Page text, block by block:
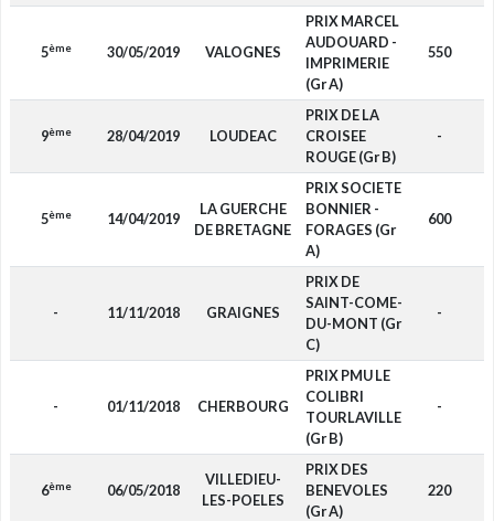
5ème 30/05/2019 VALOGNES
PRIX MARCEL
AUDOUARD -
IMPRIMERIE
(Gr A)
550
9ème 28/04/2019 LOUDEAC
PRIX DE LA
CROISEE
ROUGE (Gr B)
-
5ème 14/04/2019
LA GUERCHE
DE BRETAGNE
PRIX SOCIETE
BONNIER -
FORAGES (Gr
A)
600
- 11/11/2018 GRAIGNES
PRIX DE
SAINT-COME-
DU-MONT (Gr
C)
-
- 01/11/2018 CHERBOURG
PRIX PMU LE
COLIBRI
TOURLAVILLE
(Gr B)
-
6ème 06/05/2018
VILLEDIEU-
LES-POELES
PRIX DES
BENEVOLES
(Gr A)
220